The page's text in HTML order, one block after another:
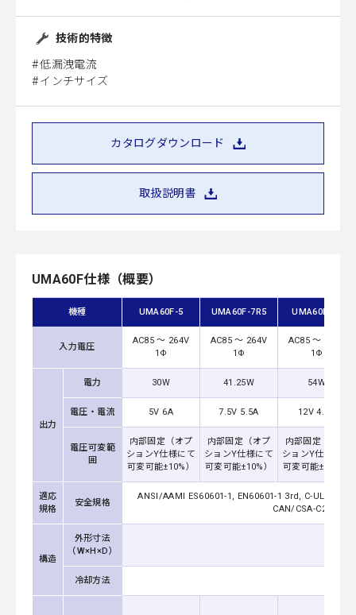
技術的特徴
低漏洩電流
インチサイズ
カタログダウンロード
取扱説明書
UMA60F仕様（概要）
機種 UMA60F-5 UMA60F-7R5 UMA60F-12
入力電圧
AC85 ～ 264V
1Φ
AC85 ～ 264V
1Φ
AC85 ～ 264V
1Φ
出力
電力 30W 41.25W 54W
電圧・電流 5V 6A 7.5V 5.5A 12V 4.5A
電圧可変範
囲
内部固定（オプ
ションY仕様にて
可変可能±10%）
内部固定（オプ
ションY仕様にて
可変可能±10%）
内部固定（オプ
ションY仕様にて
可変可能±10%）
適応
規格
安全規格
ANSI/AAMI ES60601-1, EN60601-1 3rd, C-UL
CAN/CSA-C22.2
構造
外形寸法
（W×H×D）
冷却方法